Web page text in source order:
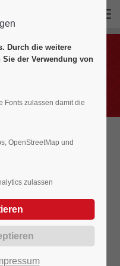
Alfons Scheck diese
Masken, von
ist. Zennen
alemannischen
Durch die weitere
der Verwendung von
Fonts zulassen damit die
OpenStreetMap und
zulassen